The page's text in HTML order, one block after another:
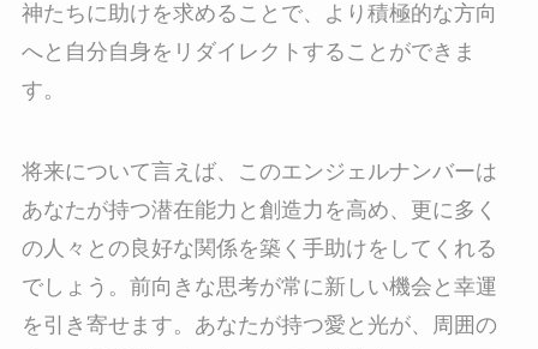
神たちに助けを求めることで、より積極的な方向
へと自分自身をリダイレクトすることができま
す。
将来について言えば、このエンジェルナンバーは
あなたが持つ潜在能力と創造力を高め、更に多く
の人々との良好な関係を築く手助けをしてくれる
でしょう。前向きな思考が常に新しい機会と幸運
を引き寄せます。あなたが持つ愛と光が、周囲の